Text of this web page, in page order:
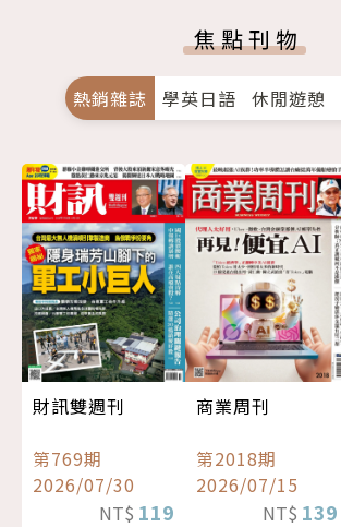
焦點刊物
熱銷雜誌 學英日語 休閒遊憩
財訊雙週刊
第769期
2026/07/30
NT$ 119
商業周刊
第2018期
2026/07/15
NT$ 139